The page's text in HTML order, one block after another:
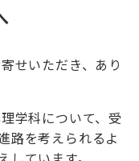
せいただき、あり
学科について、受
路を考えられるよ